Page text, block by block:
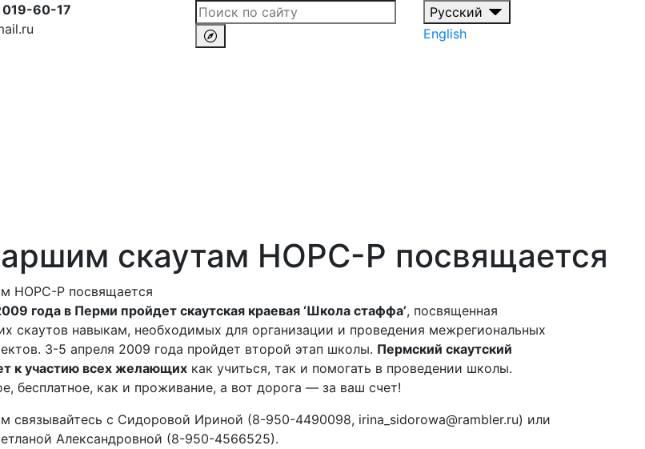
019-60-17
Русский
English
скаутам НОРС-Р посвящается
НОРС-Р посвящается
года в Перми пройдет скаутская краевая ‘Школа стаффа’, посвященная
скаутов навыкам, необходимых для организации и проведения межрегиональных
3-5 апреля 2009 года пройдет второй этап школы. Пермский скаутский
к участию всех желающих как учиться, так и помогать в проведении школы.
бесплатное, как и проживание, а вот дорога — за ваш счет!
связывайтесь с Сидоровой Ириной (8-950-4490098, irina_sidorowa@rambler.ru) или
Александровной (8-950-4566525).